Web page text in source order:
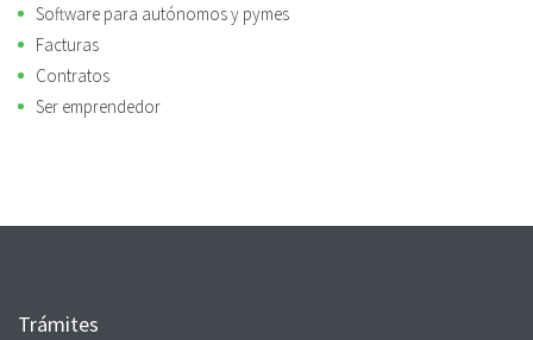
Software para autónomos y pymes
Facturas
Contratos
Ser emprendedor
Trámites